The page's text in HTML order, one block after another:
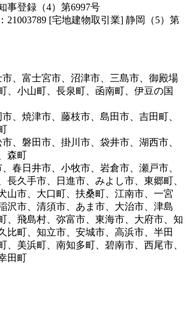
事登録（4）第6997号
21003789 [宅地建物取引業] 静岡（5）第
、富士宮市、沼津市、三島市、御殿場
、小山町、長泉町、函南町、伊豆の国
、焼津市、藤枝市、島田市、吉田町、
、磐田市、掛川市、袋井市、湖西市、
森町
春日井市、小牧市、岩倉市、瀬戸市、
長久手市、日進市、みよし市、東郷町、
山市、大口町、扶桑町、江南市、一宮
沢市、清須市、あま市、大治市、津島
、飛島村、弥富市、東海市、大府市、知
比町、知立市、安城市、高浜市、半田
、美浜町、南知多町、碧南市、西尾市、
田町